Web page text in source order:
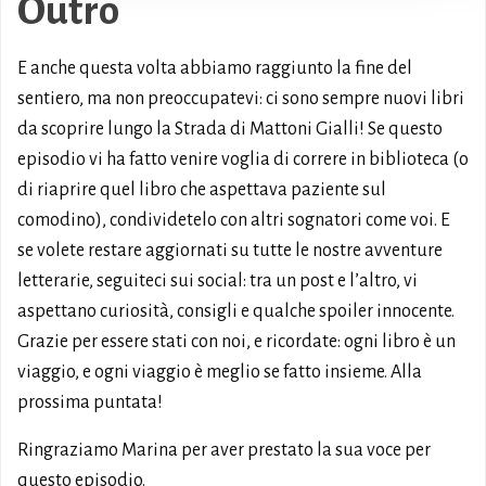
Outro
E anche questa volta abbiamo raggiunto la fine del
sentiero, ma non preoccupatevi: ci sono sempre nuovi libri
da scoprire lungo la Strada di Mattoni Gialli! Se questo
episodio vi ha fatto venire voglia di correre in biblioteca (o
di riaprire quel libro che aspettava paziente sul
comodino), condividetelo con altri sognatori come voi. E
se volete restare aggiornati su tutte le nostre avventure
letterarie, seguiteci sui social: tra un post e l’altro, vi
aspettano curiosità, consigli e qualche spoiler innocente.
Grazie per essere stati con noi, e ricordate: ogni libro è un
viaggio, e ogni viaggio è meglio se fatto insieme. Alla
prossima puntata!
Ringraziamo Marina per aver prestato la sua voce per
questo episodio.